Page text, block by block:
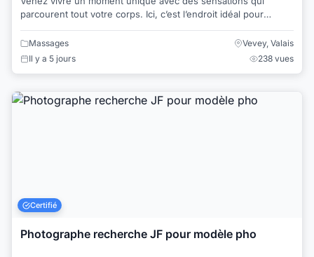
parcourent tout votre corps. Ici, c’est l’endroit idéal pour
Massages
Vevey, Valais
Il y a 5 jours
238 vues
Certifié
Photographe recherche JF pour modèle pho